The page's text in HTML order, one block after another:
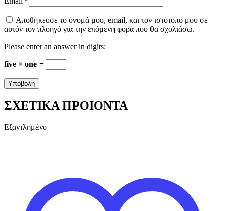
Αποθήκευσε το όνομά μου, email, και τον ιστότοπο μου σε
αυτόν τον πλοηγό για την επόμενη φορά που θα σχολιάσω.
Please enter an answer in digits:
five × one =
ΣΧΕΤΙΚΑ ΠΡΟΙΟΝΤΑ
Εξαντλημένο